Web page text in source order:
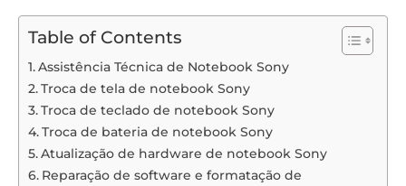
Table of Contents
Assistência Técnica de Notebook Sony
Troca de tela de notebook Sony
Troca de teclado de notebook Sony
Troca de bateria de notebook Sony
Atualização de hardware de notebook Sony
Reparação de software e formatação de